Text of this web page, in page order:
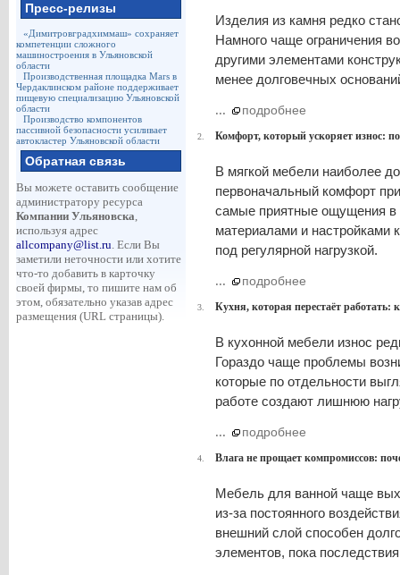
Пресс-релизы
«Димитровградхиммаш» сохраняет
компетенции сложного
машиностроения в Ульяновской
области
Производственная площадка Mars в
Чердаклинском районе поддерживает
пищевую специализацию Ульяновской
области
Производство компонентов
пассивной безопасности усиливает
автокластер Ульяновской области
Обратная связь
Вы можете оставить сообщение
администратору ресурса
Компании Ульяновска,
используя адрес
allcompany@list.ru. Если Вы
заметили неточности или хотите
что-то добавить в карточку
своей фирмы, то пишите нам об
этом, обязательно указав адрес
размещения (URL страницы).
Изделия из камня редко
Намного чаще ограничения
другими элементами
менее долговечных
... подробнее
2. Комфорт, который ускоряет износ:
В мягкой мебели наиболее
первоначальный комфорт
самые приятные ощущения в
материалами и настройками
под регулярной нагрузкой.
... подробнее
3. Кухня, которая перестаёт работать:
В кухонной мебели износ
Гораздо чаще проблемы
которые по отдельности
работе создают лишнюю
... подробнее
4. Влага не прощает компромиссов:
Мебель для ванной чаще
из-за постоянного
внешний слой способен
элементов, пока